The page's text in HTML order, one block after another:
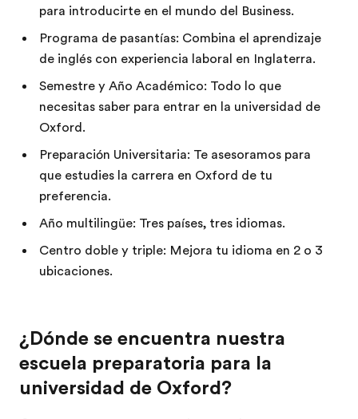
para introducirte en el mundo del Business.
Programa de pasantías: Combina el aprendizaje
de inglés con experiencia laboral en Inglaterra.
Semestre y Año Académico: Todo lo que
necesitas saber para entrar en la universidad de
Oxford.
Preparación Universitaria: Te asesoramos para
que estudies la carrera en Oxford de tu
preferencia.
Año multilingüe: Tres países, tres idiomas.
Centro doble y triple: Mejora tu idioma en 2 o 3
ubicaciones.
¿Dónde se encuentra nuestra
escuela preparatoria para la
universidad de Oxford?